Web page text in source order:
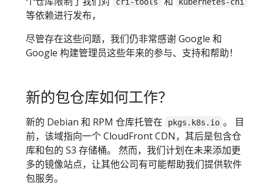
等依赖进行发布，
尽管存在这些问题，我们仍非常感谢 Google 和
Google 构建管理员这些年来的参与、支持和帮助！
新的包仓库如何工作？
新的 Debian 和 RPM 仓库托管在 pkgs.k8s.io 。 目
前，该域指向一个 CloudFront CDN，其后是包含仓
库和包的 S3 存储桶。 然而，我们计划在未来添加更
多的镜像站点，让其他公司有可能帮助我们提供软件
包服务。